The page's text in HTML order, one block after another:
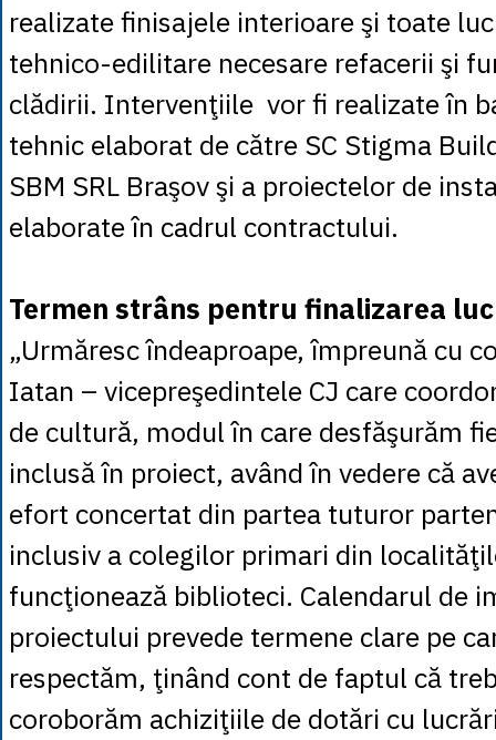
realizate finisajele interioare şi toate
tehnico-edilitare necesare refacerii şi
clădirii. Intervenţiile vor fi realizate în
tehnic elaborat de către SC Stigma
SBM SRL Braşov şi a proiectelor de
elaborate în cadrul contractului.
Termen strâns pentru finalizarea
„Urmăresc îndeaproape, împreună cu
Iatan – vicepreşedintele CJ care
de cultură, modul în care desfăşurăm
inclusă în proiect, având în vedere că
efort concertat din partea tuturor
inclusiv a colegilor primari din
funcţionează biblioteci. Calendarul de
proiectului prevede termene clare pe
respectăm, ţinând cont de faptul că
coroborăm achiziţiile de dotări cu